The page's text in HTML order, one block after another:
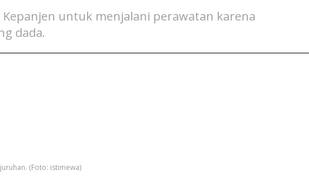
untuk menjalani perawatan karena
dada.
(Foto: istimewa)